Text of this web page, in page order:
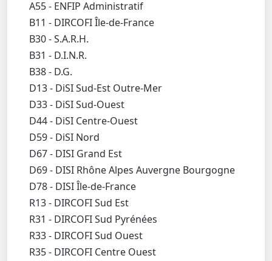
A55 - ENFIP Administratif
B11 - DIRCOFI Île-de-France
B30 - S.A.R.H.
B31 - D.I.N.R.
B38 - D.G.
D13 - DiSI Sud-Est Outre-Mer
D33 - DiSI Sud-Ouest
D44 - DiSI Centre-Ouest
D59 - DiSI Nord
D67 - DISI Grand Est
D69 - DISI Rhône Alpes Auvergne Bourgogne
D78 - DISI Île-de-France
R13 - DIRCOFI Sud Est
R31 - DIRCOFI Sud Pyrénées
R33 - DIRCOFI Sud Ouest
R35 - DIRCOFI Centre Ouest